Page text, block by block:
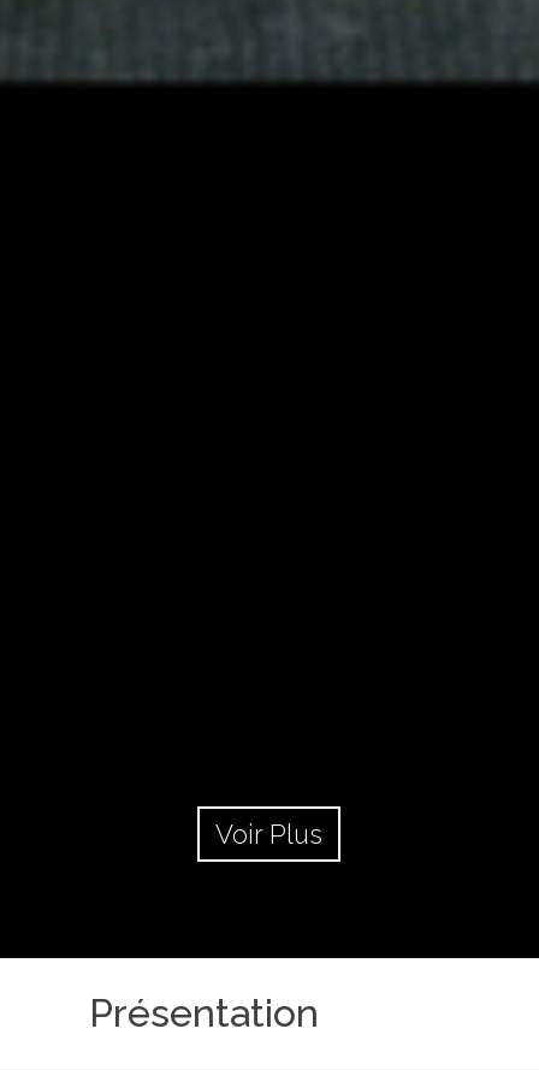
Voir Plus
Présentation